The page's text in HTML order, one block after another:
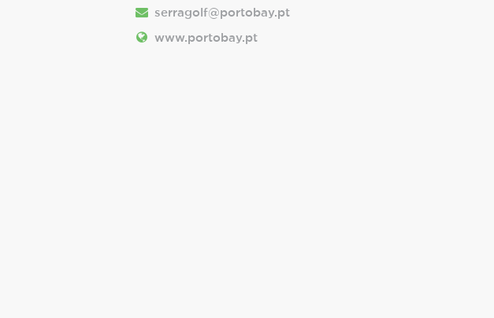
serragolf@portobay.pt
www.portobay.pt